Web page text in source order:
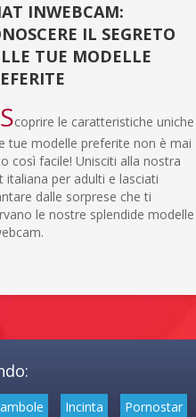
INWEBCAM:
IL SEGRETO
TUE MODELLE
Scoprire le caratteristiche uniche
tue modelle preferite non è mai
così facile! Unisciti alla nostra
italiana per adulti e lasciati
dalle sorprese che ti
le nostre splendide modelle
Incinta Pornostar